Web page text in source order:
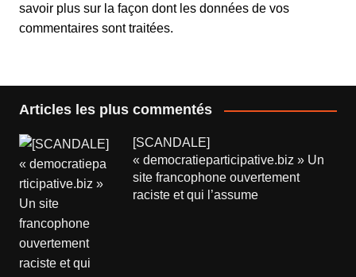
savoir plus sur la façon dont les données de vos
commentaires sont traitées.
Articles les plus commentés
[SCANDALE]
« democratieparticipative.biz » Un
site francophone ouvertement
raciste et qui l’assume